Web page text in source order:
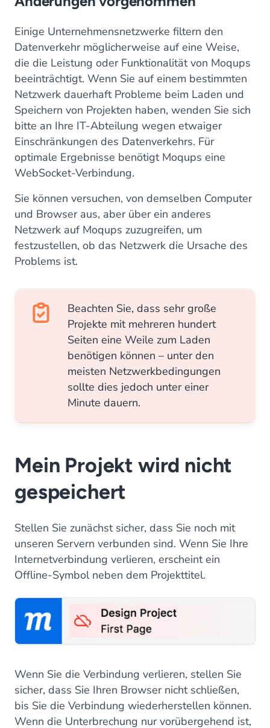
Einige Unternehmensnetzwerke filtern den
Datenverkehr möglicherweise auf eine Weise,
die die Leistung oder Funktionalität von Moqups
beeinträchtigt. Wenn Sie auf einem bestimmten
Netzwerk dauerhaft Probleme beim Laden und
Speichern von Projekten haben, wenden Sie sich
bitte an Ihre IT-Abteilung wegen etwaiger
Einschränkungen des Datenverkehrs. Für
optimale Ergebnisse benötigt Moqups eine
WebSocket-Verbindung.
Sie können versuchen, von demselben Computer
und Browser aus, aber über ein anderes
Netzwerk auf Moqups zuzugreifen, um
festzustellen, ob das Netzwerk die Ursache des
Problems ist.
Beachten Sie, dass sehr große
Projekte mit mehreren hundert
Seiten eine Weile zum Laden
benötigen können – unter den
meisten Netzwerkbedingungen
sollte dies jedoch unter einer
Minute dauern.
Mein Projekt wird nicht
gespeichert
Stellen Sie zunächst sicher, dass Sie noch mit
unseren Servern verbunden sind. Wenn Sie Ihre
Internetverbindung verlieren, erscheint ein
Offline-Symbol neben dem Projekttitel.
Wenn Sie die Verbindung verlieren, stellen Sie
sicher, dass Sie Ihren Browser nicht schließen,
bis Sie die Verbindung wiederherstellen können.
Wenn die Unterbrechung nur vorübergehend ist,